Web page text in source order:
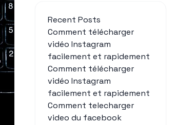
Recent Posts
Comment télécharger
vidéo Instagram
facilement et rapidement
Comment télécharger
vidéo Instagram
facilement et rapidement
Comment telecharger
video du facebook